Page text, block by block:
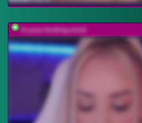
In-your-fucking-mind